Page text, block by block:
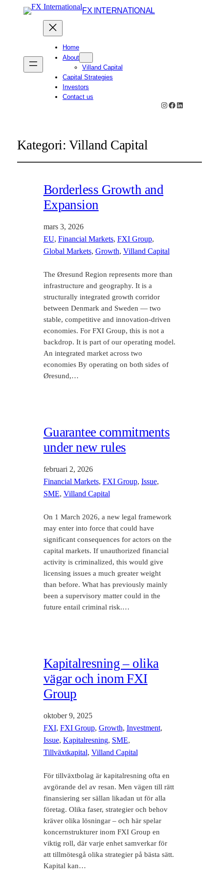
FX INTERNATIONAL
Home
About
Villand Capital
Capital Strategies
Investors
Contact us
Instagram
Facebook
LinkedIn
Kategori:Villand Capital
Borderless Growth and
Expansion
mars 3, 2026
EU, Financial Markets, FXI Group
Global Markets, Growth, Villand Capital
The Øresund Region represents more than
infrastructure and geography. It is a
structurally integrated growth corridor
between Denmark and Sweden — two
stable, competitive and innovation-driven
economies. For FXI Group, this is not a
backdrop. It is part of our operating model.
An integrated market across two
economies By operating on both sides of
Øresund,…
Guarantee commitments
under new rules
februari 2, 2026
Financial Markets, FXI Group, Issue
SME, Villand Capital
On 1 March 2026, a new legal framework
may enter into force that could have
significant consequences for actors on the
capital markets. If unauthorized financial
activity is criminalized, this would give
licensing issues a much greater weight
than before. What has previously mainly
been a supervisory matter could in the
future entail criminal risk.…
Kapitalresning – olika
vägar och inom FXI
Group
oktober 9, 2025
FXI, FXI Group, Growth, Investment
Issue, Kapitalresning, SME
Tillväxtkapital, Villand Capital
För tillväxtbolag är kapitalresning ofta en
avgörande del av resan. Men vägen till rätt
finansiering ser sällan likadan ut för alla
företag. Olika faser, strategier och behov
kräver olika lösningar – och här spelar
koncernstrukturer inom FXI Group en
viktig roll, där varje enhet samverkar för
att tillmötesgå olika strategier på bästa sätt.
Kapital kan…